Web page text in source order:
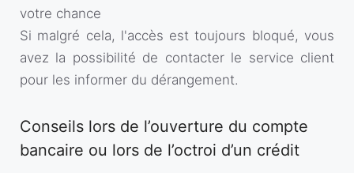
votre chance
Si malgré cela, l'accès est toujours bloqué, vous
avez la possibilité de contacter le service client
pour les informer du dérangement.
Conseils lors de l’ouverture du compte
bancaire ou lors de l’octroi d’un crédit